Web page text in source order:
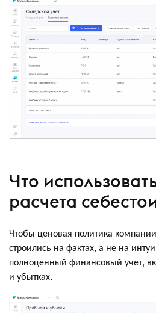
Что
расчета
Чтобы ценовая политика
строились на фактах, а не на
полноценный финансовый учет,
и убытках.